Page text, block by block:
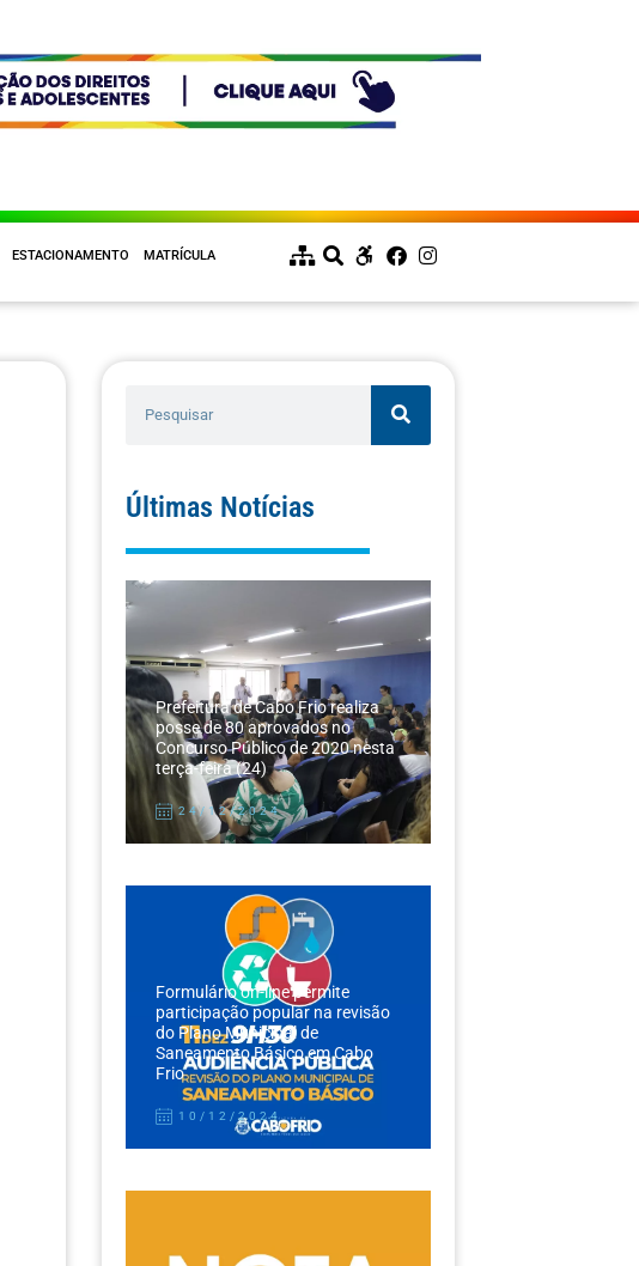
ESTACIONAMENTO MATRÍCULA
Últimas Notícias
Prefeitura de Cabo Frio realiza
posse de 80 aprovados no
Concurso Público de 2020 nesta
terça-feira (24)
24/12/2024
Formulário on-line permite
participação popular na revisão
do Plano Municipal de
Saneamento Básico em Cabo
Frio
10/12/2024